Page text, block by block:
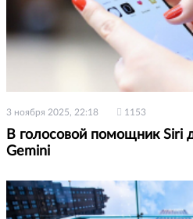
3 ноября 2025, 22:18 1153
В голосовой помощник Siri
Gemini